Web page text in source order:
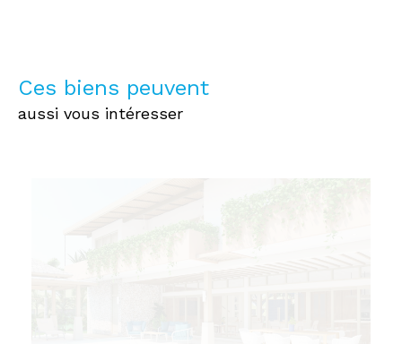
Ces biens peuvent
aussi vous intéresser